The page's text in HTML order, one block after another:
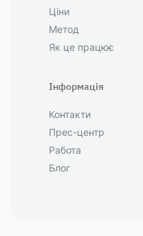
Ціни
Метод
Як це працює
Інформація
Контакти
Прес-центр
Работа
Блог